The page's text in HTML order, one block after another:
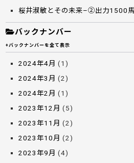
桜井淑敏とその未来–②出力1500
バックナンバー
+バックナンバーを全て表示
2024年4月 (1)
2024年3月 (2)
2024年2月 (1)
2023年12月 (5)
2023年11月 (2)
2023年10月 (2)
2023年9月 (4)